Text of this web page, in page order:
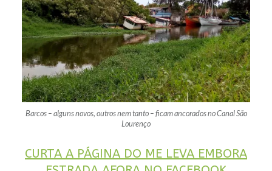
Barcos – alguns novos, outros nem tanto – ficam ancorados no Canal São
Lourenço
CURTA A PÁGINA DO ME LEVA EMBORA